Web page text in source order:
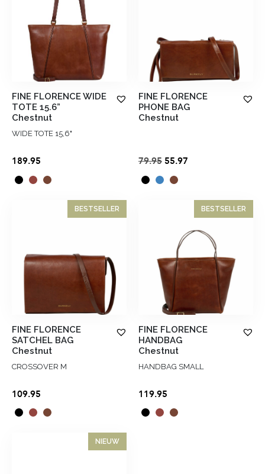
FINE FLORENCE WIDE
TOTE 15.6”
Chestnut
WIDE TOTE 15,6"
189.95
FINE FLORENCE
PHONE BAG
Chestnut
79.95 Oorspronkelijke
prijs
was:
€79.95.
55.97
€55.97.
BESTSELLER
FINE FLORENCE
SATCHEL BAG
Chestnut
CROSSOVER M
109.95
BESTSELLER
FINE FLORENCE
HANDBAG
Chestnut
HANDBAG SMALL
119.95
NIEUW